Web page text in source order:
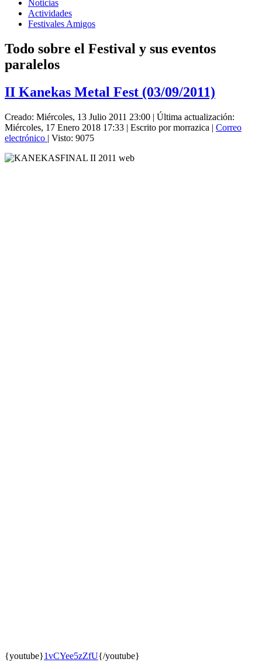
Noticias
Actividades
Festivales Amigos
Todo sobre el Festival y sus eventos
paralelos
II Kanekas Metal Fest (03/09/2011)
Creado: Miércoles, 13 Julio 2011 23:00 | Última actualización:
Miércoles, 17 Enero 2018 17:33 | Escrito por morrazica | Correo
electrónico | Visto: 9075
{youtube}1vCYee5zZfU{/youtube}